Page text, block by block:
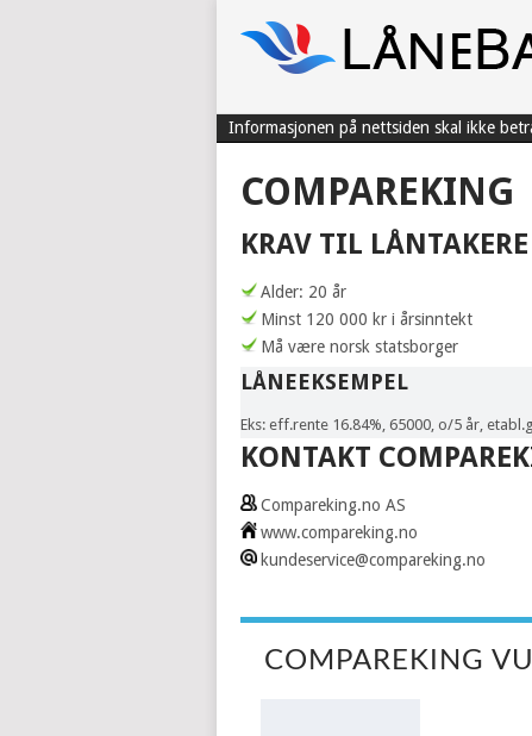
Informasjonen på nettsiden skal ikke
COMPAREKING
KRAV TIL LÅNTAKERE
Alder: 20 år
Minst 120 000 kr i årsinntekt
Må være norsk statsborger
LÅNEEKSEMPEL
Eks: eff.rente 16.84%, 65000, o/5 år,
KONTAKT
Compareking.no AS
www.compareking.no
kundeservice@compareking.no
COMPAREKING